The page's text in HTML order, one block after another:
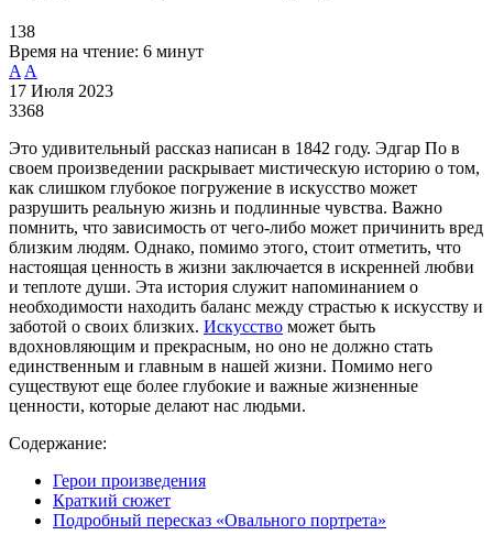
138
Время на чтение: 6 минут
A A
17 Июля 2023
3368
Это удивительный рассказ написан в 1842 году. Эдгар По в
своем произведении раскрывает мистическую историю о том,
как слишком глубокое погружение в искусство может
разрушить реальную жизнь и подлинные чувства. Важно
помнить, что зависимость от чего-либо может причинить вред
близким людям. Однако, помимо этого, стоит отметить, что
настоящая ценность в жизни заключается в искренней любви
и теплоте души. Эта история служит напоминанием о
необходимости находить баланс между страстью к искусству и
заботой о своих близких. Искусство может быть
вдохновляющим и прекрасным, но оно не должно стать
единственным и главным в нашей жизни. Помимо него
существуют еще более глубокие и важные жизненные
ценности, которые делают нас людьми.
Содержание:
Герои произведения
Краткий сюжет
Подробный пересказ «Овального портрета»